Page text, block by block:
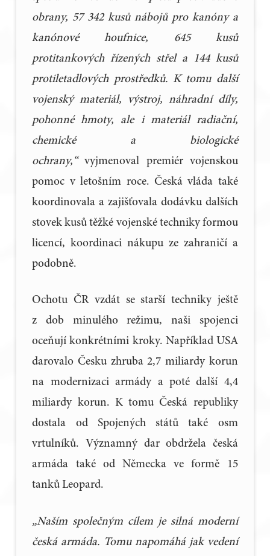
obrany, 57 342 kusů nábojů pro kanóny a
kanónové houfnice, 645 kusů
protitankových řízených střel a 144 kusů
protiletadlových prostředků. K tomu další
vojenský materiál, výstroj, náhradní díly,
pohonné hmoty, ale i materiál radiační,
chemické a biologické
ochrany,“vyjmenoval premiér vojenskou
pomoc v letošním roce. Česká vláda také
koordinovala a zajišťovala dodávku dalších
stovek kusů těžké vojenské techniky formou
licencí, koordinaci nákupu ze zahraničí a
podobně.
Ochotu ČR vzdát se starší techniky ještě
z dob minulého režimu, naši spojenci
oceňují konkrétními kroky. Například USA
darovalo Česku zhruba 2,7 miliardy korun
na modernizaci armády a poté další 4,4
miliardy korun. K tomu Česká republiky
dostala od Spojených států také osm
vrtulníků. Významný dar obdržela česká
armáda také od Německa ve formě 15
tanků Leopard.
„Naším společným cílem je silná moderní
česká armáda. Tomu napomáhá jak vedení